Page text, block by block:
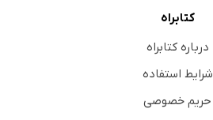
کتابراه
درباره کتابراه
شرایط استفاده
حریم خصوصی